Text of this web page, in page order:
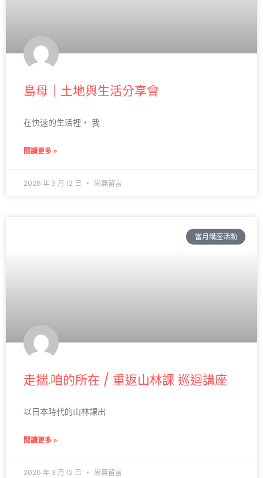
島母｜土地與生活分享會
在快速的生活裡， 我
閱讀更多 »
2026 年 3 月 12 日 尚無留言
當月講座活動
走揣.咱的所在 / 重返山林課 巡迴講座
以日本時代的山林課出
閱讀更多 »
2026 年 3 月 12 日 尚無留言